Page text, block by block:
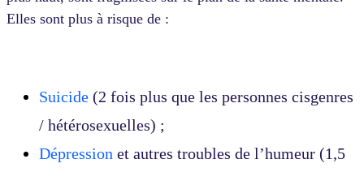
Elles sont plus à risque de :
Suicide (2 fois plus que les personnes cisgenres
/ hétérosexuelles) ;
Dépression et autres troubles de l’humeur (1,5